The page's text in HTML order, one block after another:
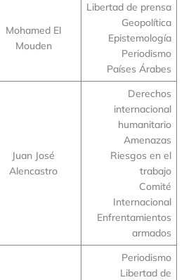
Mohamed El
Mouden
Libertad de prensa
Geopolítica
Epistemología
Periodismo
Países Árabes
Juan José
Alencastro
Derechos
internacional
humanitario
Amenazas
Riesgos en el
trabajo
Comité
Internacional
Enfrentamientos
armados
Periodismo
Libertad de